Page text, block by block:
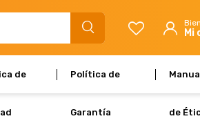
de Política de
Garantía de